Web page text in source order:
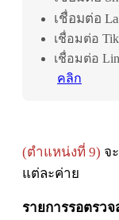
เชื่อมต่อ
เชื่อมต่อ
เชื่อมต่อ
คลิก
(ตำแหน่งที่ 9) จ
แต่ละค่าย
รายการรอตรว